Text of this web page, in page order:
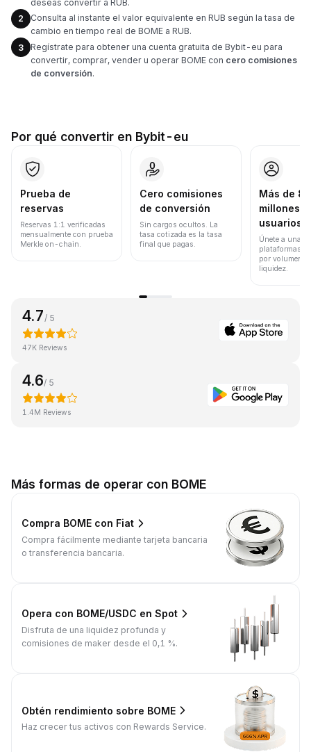
deseas convertir a RUB.
2
Consulta al instante el valor equivalente en RUB según la tasa de
cambio en tiempo real de BOME a RUB.
3
Regístrate para obtener una cuenta gratuita de Bybit-eu para
convertir, comprar, vender u operar BOME con cero comisiones
de conversión.
Por qué convertir en Bybit-eu
Prueba de
reservas
Reservas 1:1 verificadas
mensualmente con prueba
Merkle on-chain.
Cero comisiones
de conversión
Sin cargos ocultos. La
tasa cotizada es la tasa
final que pagas.
Más de 86
millones
usuarios
Únete a una
plataformas
por volumen
liquidez.
4.7 / 5
47K Reviews
4.6/ 5
1.4M Reviews
Más formas de operar con BOME
Compra BOME con Fiat
Compra fácilmente mediante tarjeta bancaria
o transferencia bancaria.
Opera con BOME/USDC en Spot
Disfruta de una liquidez profunda y
comisiones de maker desde el 0,1 %.
Obtén rendimiento sobre BOME
Haz crecer tus activos con Rewards Service.